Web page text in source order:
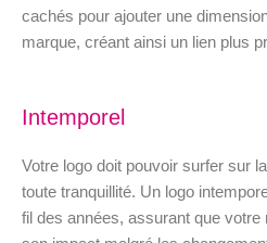
cachés pour ajouter une
marque, créant ainsi un lien plus
Intemporel
Votre logo doit pouvoir surfer sur
toute tranquillité. Un logo
fil des années, assurant que